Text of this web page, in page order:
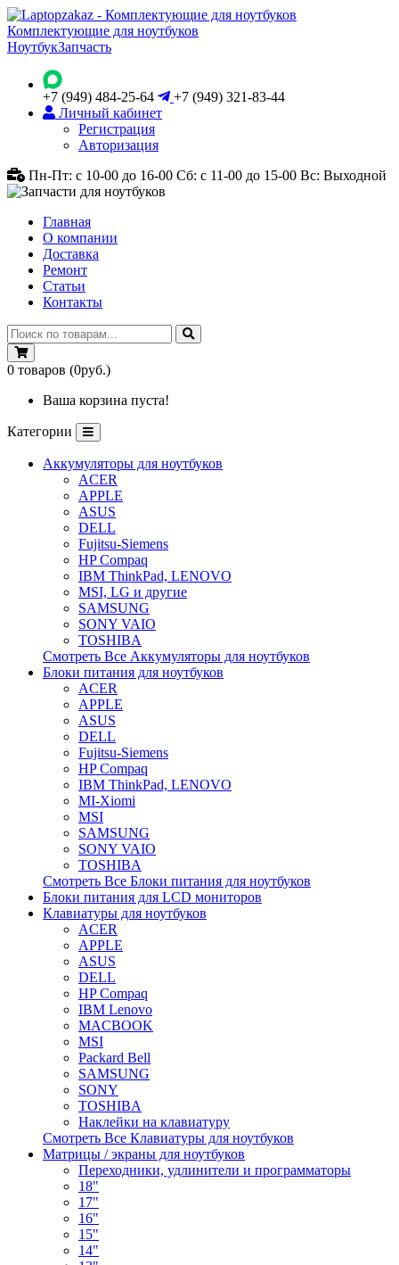
Комплектующие для ноутбуков
НоутбукЗапчасть
+7 (949) 484-25-64
+7 (949) 321-83-44
Личный кабинет
Регистрация
Авторизация
Пн-Пт: с 10-00 до 16-00 Сб: с 11-00 до 15-00 Вс: Выходной
Главная
О компании
Доставка
Ремонт
Статьи
Контакты
0 товаров (0руб.)
Ваша корзина пуста!
Категории
Аккумуляторы для ноутбуков
ACER
APPLE
ASUS
DELL
Fujitsu-Siemens
HP Compaq
IBM ThinkPad, LENOVO
MSI, LG и другие
SAMSUNG
SONY VAIO
TOSHIBA
Смотреть Все Аккумуляторы для ноутбуков
Блоки питания для ноутбуков
ACER
APPLE
ASUS
DELL
Fujitsu-Siemens
HP Compaq
IBM ThinkPad, LENOVO
MI-Xiomi
MSI
SAMSUNG
SONY VAIO
TOSHIBA
Смотреть Все Блоки питания для ноутбуков
Блоки питания для LCD мониторов
Клавиатуры для ноутбуков
ACER
APPLE
ASUS
DELL
HP Compaq
IBM Lenovo
MACBOOK
MSI
Packard Bell
SAMSUNG
SONY
TOSHIBA
Наклейки на клавиатуру
Смотреть Все Клавиатуры для ноутбуков
Матрицы / экраны для ноутбуков
Переходники, удлинители и программаторы
18"
17"
16"
15"
14"